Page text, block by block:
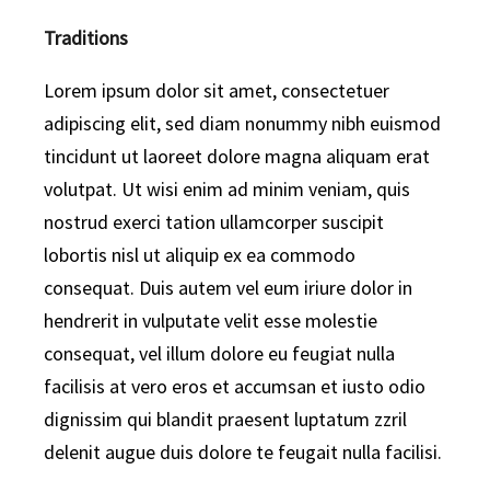
Traditions
Lorem ipsum dolor sit amet, consectetuer
adipiscing elit, sed diam nonummy nibh euismod
tincidunt ut laoreet dolore magna aliquam erat
volutpat. Ut wisi enim ad minim veniam, quis
nostrud exerci tation ullamcorper suscipit
lobortis nisl ut aliquip ex ea commodo
consequat. Duis autem vel eum iriure dolor in
hendrerit in vulputate velit esse molestie
consequat, vel illum dolore eu feugiat nulla
facilisis at vero eros et accumsan et iusto odio
dignissim qui blandit praesent luptatum zzril
delenit augue duis dolore te feugait nulla facilisi.